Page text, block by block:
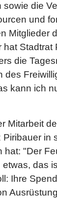
sowie die
und
Mitglieder
hat Stadtrat
die
des
kann ich
Mitarbeit
Piribauer in
hat: "Der
das
Ihre